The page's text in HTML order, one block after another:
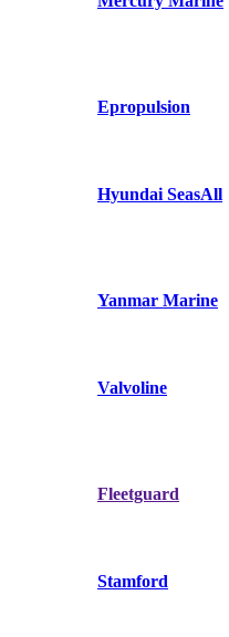
Epropulsion
Hyundai SeasAll
Yanmar Marine
Valvoline
Fleetguard
Stamford